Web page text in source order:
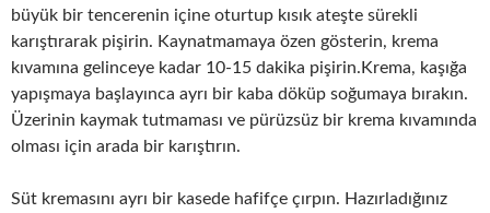
büyük bir tencerenin içine oturtup kısık ateşte sürekli
karıştırarak pişirin. Kaynatmamaya özen gösterin, krema
kıvamına gelinceye kadar 10-15 dakika pişirin.Krema, kaşığa
yapışmaya başlayınca ayrı bir kaba döküp soğumaya bırakın.
Üzerinin kaymak tutmaması ve pürüzsüz bir krema kıvamında
olması için arada bir karıştırın.
Süt kremasını ayrı bir kasede hafifçe çırpın. Hazırladığınız